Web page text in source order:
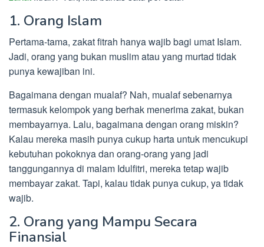
1. Orang Islam
Pertama-tama, zakat fitrah hanya wajib bagi umat Islam.
Jadi, orang yang bukan muslim atau yang murtad tidak
punya kewajiban ini.
Bagaimana dengan mualaf? Nah, mualaf sebenarnya
termasuk kelompok yang berhak menerima zakat, bukan
membayarnya. Lalu, bagaimana dengan orang miskin?
Kalau mereka masih punya cukup harta untuk mencukupi
kebutuhan pokoknya dan orang-orang yang jadi
tanggungannya di malam Idulfitri, mereka tetap wajib
membayar zakat. Tapi, kalau tidak punya cukup, ya tidak
wajib.
2. Orang yang Mampu Secara
Finansial